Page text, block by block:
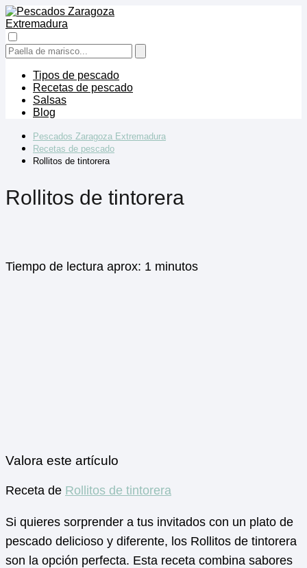
Tipos de pescado
Recetas de pescado
Salsas
Blog
Pescados Zaragoza Extremadura
Recetas de pescado
Rollitos de tintorera
Rollitos de tintorera
Tiempo de lectura aprox: 1 minutos
Valora este artículo
Receta de Rollitos de tintorera
Si quieres sorprender a tus invitados con un plato de
pescado delicioso y diferente, los Rollitos de tintorera
son la opción perfecta. Esta receta combina sabores